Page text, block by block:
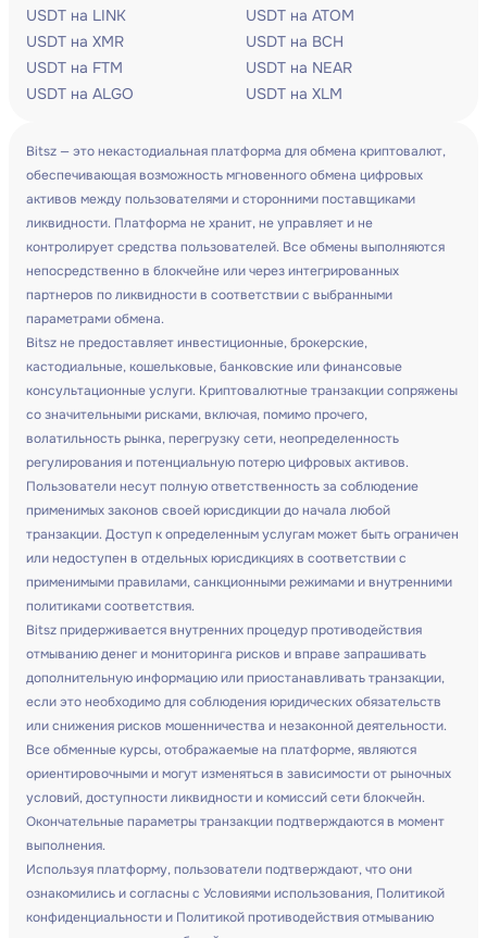
USDT на LINK
USDT на ATOM
USDT на XMR
USDT на BCH
USDT на FTM
USDT на NEAR
USDT на ALGO
USDT на XLM
Bitsz — это некастодиальная платформа для обмена криптовалют,
обеспечивающая возможность мгновенного обмена цифровых
активов между пользователями и сторонними поставщиками
ликвидности. Платформа не хранит, не управляет и не
контролирует средства пользователей. Все обмены выполняются
непосредственно в блокчейне или через интегрированных
партнеров по ликвидности в соответствии с выбранными
параметрами обмена.
Bitsz не предоставляет инвестиционные, брокерские,
кастодиальные, кошельковые, банковские или финансовые
консультационные услуги. Криптовалютные транзакции сопряжены
со значительными рисками, включая, помимо прочего,
волатильность рынка, перегрузку сети, неопределенность
регулирования и потенциальную потерю цифровых активов.
Пользователи несут полную ответственность за соблюдение
применимых законов своей юрисдикции до начала любой
транзакции. Доступ к определенным услугам может быть ограничен
или недоступен в отдельных юрисдикциях в соответствии с
применимыми правилами, санкционными режимами и внутренними
политиками соответствия.
Bitsz придерживается внутренних процедур противодействия
отмыванию денег и мониторинга рисков и вправе запрашивать
дополнительную информацию или приостанавливать транзакции,
если это необходимо для соблюдения юридических обязательств
или снижения рисков мошенничества и незаконной деятельности.
Все обменные курсы, отображаемые на платформе, являются
ориентировочными и могут изменяться в зависимости от рыночных
условий, доступности ликвидности и комиссий сети блокчейн.
Окончательные параметры транзакции подтверждаются в момент
выполнения.
Используя платформу, пользователи подтверждают, что они
ознакомились и согласны с Условиями использования, Политикой
конфиденциальности и Политикой противодействия отмыванию